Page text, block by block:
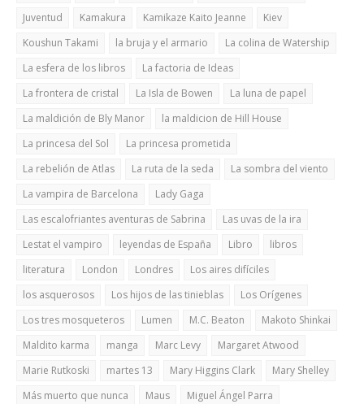
Juventud
Kamakura Kamikaze Kaito Jeanne
Kiev
Koushun Takami
la bruja y el armario
La colina de Watership
La esfera de los libros
La factoria de Ideas
La frontera de cristal
La Isla de Bowen
La luna de papel
La maldición de Bly Manor
la maldicion de Hill House
La princesa del Sol
La princesa prometida
La rebelión de Atlas
La ruta de la seda
La sombra del viento
La vampira de Barcelona
Lady Gaga
Las escalofriantes aventuras de Sabrina
Las uvas de la ira
Lestat el vampiro
leyendas de España Libro
libros
literatura
London Londres
Los aires difíciles
los asquerosos
Los hijos de las tinieblas
Los Orígenes
Los tres mosqueteros
Lumen M.C. Beaton
Makoto Shinkai
Maldito karma
manga Marc Levy
Margaret Atwood
Marie Rutkoski
martes 13 Mary Higgins Clark
Mary Shelley
Más muerto que nunca
Maus
Miguel Ángel Parra